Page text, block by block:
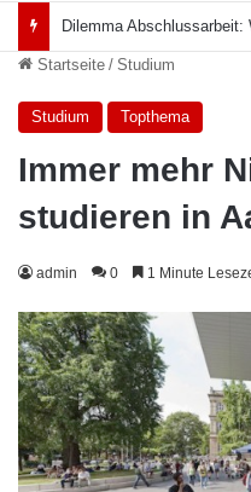
Startseite / Studium
Studium Topthema
Immer mehr
studieren in
admin 0 1 Minute